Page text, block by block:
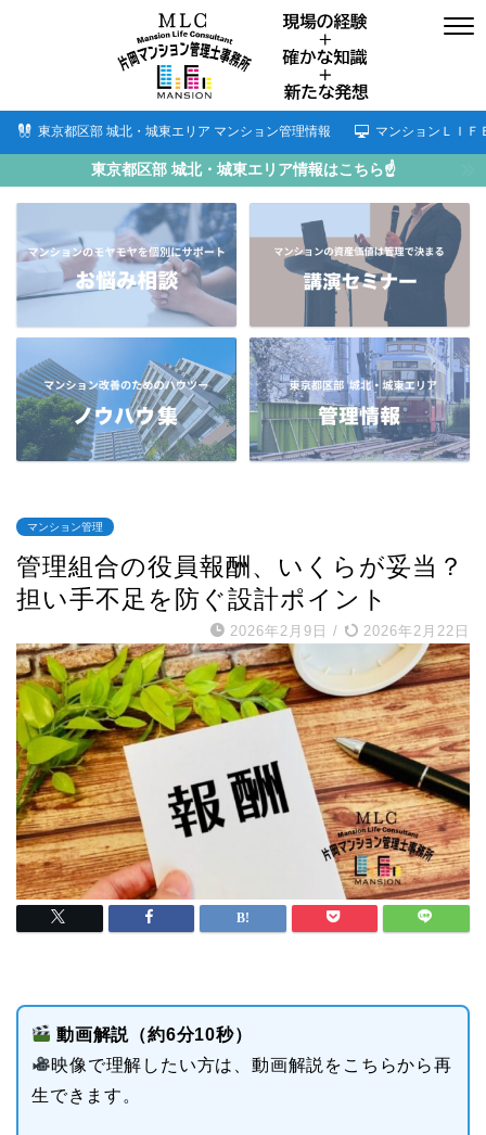
東京都区部 城北・城東エリア マンション管理情報 マンションＬＩＦ
東京都区部 城北・城東エリア情報はこちら☝
マンション管理
管理組合の役員報酬、いくらが妥当？
担い手不足を防ぐ設計ポイント
2026年2月9日 / 2026年2月22日
動画解説（約6分10秒）
映像で理解したい方は、動画解説をこちらから再
生できます。